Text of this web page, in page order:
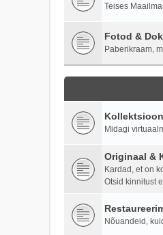
Teises
Fotod &
Paberikraam,
Midagi
Originaal &
Kardad, et on
Otsid kinnitust
Nõuandeid,